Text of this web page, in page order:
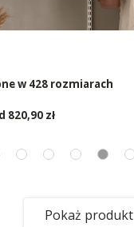
w 428 rozmiarach
820,90 zł
Pokaż produkt